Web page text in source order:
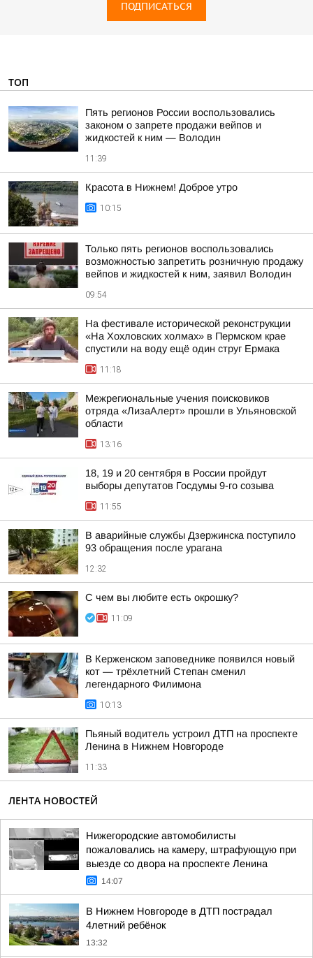
ПОДПИСАТЬСЯ
ТОП
Пять регионов России воспользовались
законом о запрете продажи вейпов и
жидкостей к ним — Володин
11:39
Красота в Нижнем! Доброе утро
10:15
Только пять регионов воспользовались
возможностью запретить розничную продажу
вейпов и жидкостей к ним, заявил Володин
09:54
На фестивале исторической реконструкции
«На Хохловских холмах» в Пермском крае
спустили на воду ещё один струг Ермака
11:18
Межрегиональные учения поисковиков
отряда «ЛизаАлерт» прошли в Ульяновской
области
13:16
18, 19 и 20 сентября в России пройдут
выборы депутатов Госдумы 9-го созыва
11:55
В аварийные службы Дзержинска поступило
93 обращения после урагана
12:32
С чем вы любите есть окрошку?
11:09
В Керженском заповеднике появился новый
кот — трёхлетний Степан сменил
легендарного Филимона
10:13
Пьяный водитель устроил ДТП на проспекте
Ленина в Нижнем Новгороде
11:33
ЛЕНТА НОВОСТЕЙ
Нижегородские автомобилисты
пожаловались на камеру, штрафующую при
выезде со двора на проспекте Ленина
14:07
В Нижнем Новгороде в ДТП пострадал
4летний ребёнок
13:32